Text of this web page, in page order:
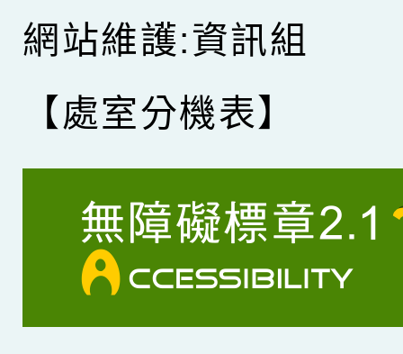
網站維護:資訊組
【處室分機表】